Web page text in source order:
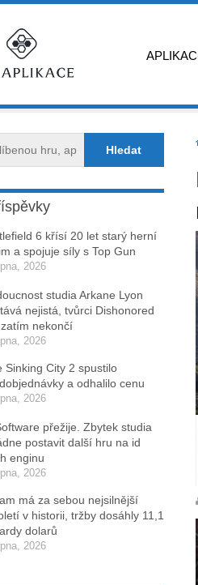
6 křísí 20 let starý herní
a spojuje síly s Top Gun
2026
studia Arkane Lyon
nejistá, tvůrci Dishonored
nekončí
2026
Sinking City 2 spustilo
a odhalilo cenu
2026
přežije. Zbytek studia
postavit další hru na id
enginu
2026
má za sebou nejsilnější
v historii, tržby dosáhly 11,1
dolarů
2026